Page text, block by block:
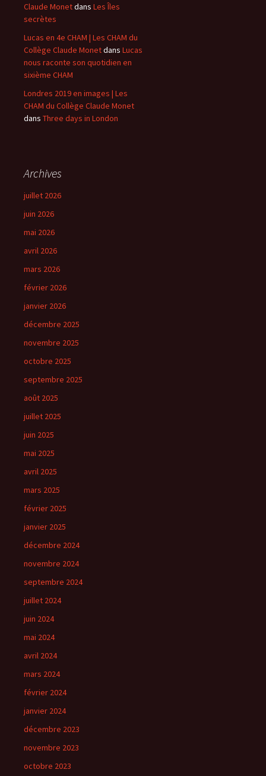
Claude Monetdans Les Îles
secrètes
Lucas en 4e CHAM | Les CHAM du
Collège Claude Monetdans Lucas
nous raconte son quotidien en
sixième CHAM
Londres 2019 en images | Les
CHAM du Collège Claude Monet
dans Three days in London
Archives
juillet 2026
juin 2026
mai 2026
avril 2026
mars 2026
février 2026
janvier 2026
décembre 2025
novembre 2025
octobre 2025
septembre 2025
août 2025
juillet 2025
juin 2025
mai 2025
avril 2025
mars 2025
février 2025
janvier 2025
décembre 2024
novembre 2024
septembre 2024
juillet 2024
juin 2024
mai 2024
avril 2024
mars 2024
février 2024
janvier 2024
décembre 2023
novembre 2023
octobre 2023